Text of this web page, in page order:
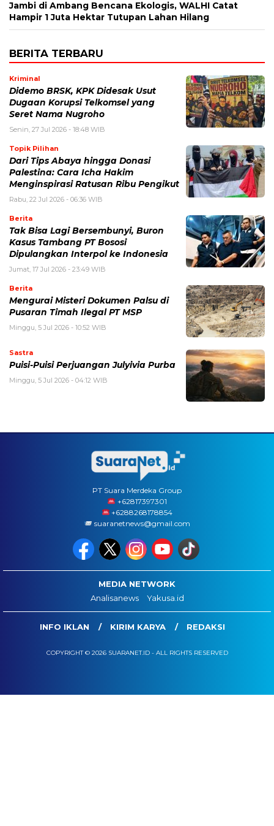
Jambi di Ambang Bencana Ekologis, WALHI Catat
Hampir 1 Juta Hektar Tutupan Lahan Hilang
BERITA TERBARU
Kriminal
Didemo BRSK, KPK Didesak Usut
Dugaan Korupsi Telkomsel yang
Seret Nama Nugroho
Senin, 27 Jul 2026 - 18:48 WIB
Topik Pilihan
Dari Tips Abaya hingga Donasi
Palestina: Cara Icha Hakim
Menginspirasi Ratusan Ribu Pengikut
Rabu, 22 Jul 2026 - 06:36 WIB
Berita
Tak Bisa Lagi Bersembunyi, Buron
Kasus Tambang PT Bososi
Dipulangkan Interpol ke Indonesia
Jumat, 17 Jul 2026 - 23:49 WIB
Berita
Mengurai Misteri Dokumen Palsu di
Pusaran Timah Ilegal PT MSP
Minggu, 5 Jul 2026 - 10:52 WIB
Sastra
Puisi-Puisi Perjuangan Julyivia Purba
Minggu, 5 Jul 2026 - 04:12 WIB
PT Suara Merdeka Group
‪+62817397301
+6288268178854
suaranetnews@gmail.com
MEDIA NETWORK
Analisanews
Yakusa.id
INFO IKLAN KIRIM KARYA REDAKSI
COPYRIGHT © 2026 SUARANET.ID - ALL RIGHTS RESERVED